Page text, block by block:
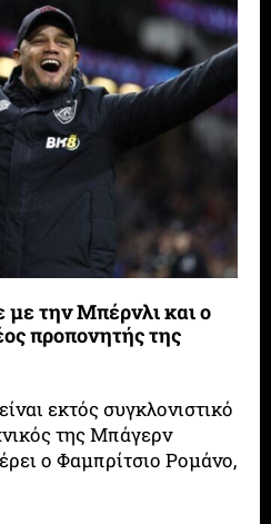
την Μπέρνλι και ο
προπονητής της
εκτός συγκλονιστικό
της Μπάγερν